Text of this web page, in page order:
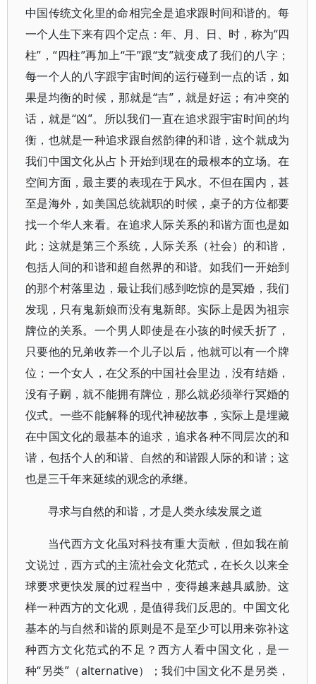
中国传统文化里的命相完全是追求跟时间和谐的。每
一个人生下来有四个定点：年、月、日、时，称为“四
柱”，“四柱”再加上“干”跟“支”就变成了我们的八字；
每一个人的八字跟宇宙时间的运行碰到一点的话，如
果是均衡的时候，那就是“吉”，就是好运；有冲突的
话，就是“凶”。所以我们一直在追求跟宇宙时间的均
衡，也就是一种追求跟自然韵律的和谐，这个就成为
我们中国文化从占卜开始到现在的最根本的立场。在
空间方面，最主要的表现在于风水。不但在国内，甚
至是海外，如美国总统就职的时候，桌子的方位都要
找一个华人来看。在追求人际关系的和谐方面也是如
此；这就是第三个系统，人际关系（社会）的和谐，
包括人间的和谐和超自然界的和谐。如我们一开始到
的那个村落里边，最让我们感到吃惊的是冥婚，我们
发现，只有鬼新娘而没有鬼新郎。实际上是因为祖宗
牌位的关系。一个男人即使是在小孩的时候夭折了，
只要他的兄弟收养一个儿子以后，他就可以有一个牌
位；一个女人，在父系的中国社会里边，没有结婚，
没有子嗣，就不能拥有牌位，那么就必须举行冥婚的
仪式。一些不能解释的现代神秘故事，实际上是埋藏
在中国文化的最基本的追求，追求各种不同层次的和
谐，包括个人的和谐、自然的和谐跟人际的和谐；这
也是三千年来延续的观念的承继。
寻求与自然的和谐，才是人类永续发展之道
当代西方文化虽对科技有重大贡献，但如我在前
文说过，西方式的主流社会文化范式，在长久以来全
球要求更快发展的过程当中，变得越来越具威胁。这
样一种西方的文化观，是值得我们反思的。中国文化
基本的与自然和谐的原则是不是至少可以用来弥补这
种西方文化范式的不足？西方人看中国文化，是一
种“另类”（alternative）；我们中国文化不是另类，